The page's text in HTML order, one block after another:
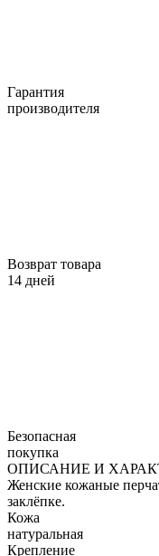
Гарантия
производителя
Возврат товара
14 дней
Безопасная
покупка
ОПИСАНИЕ И
Женские кожаные
заклёпке.
Кожа
натуральная
Крепление